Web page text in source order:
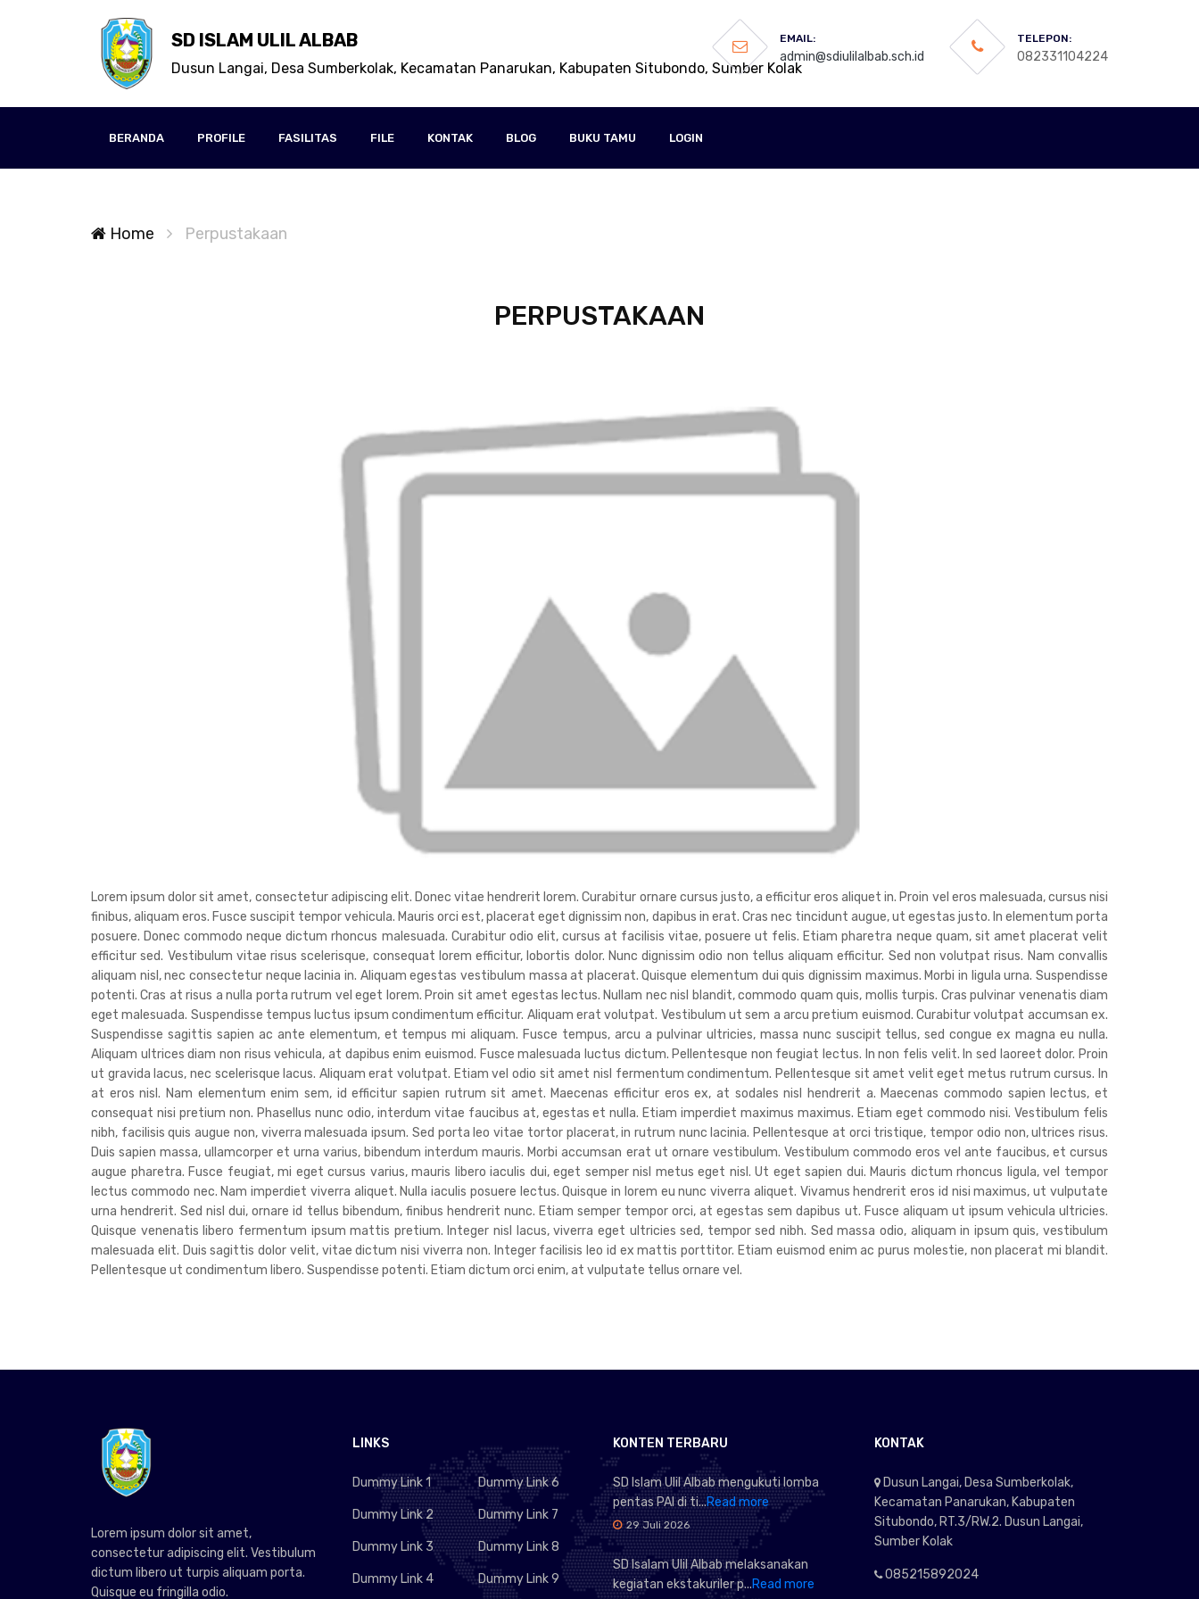
SD ISLAM ULIL ALBAB
Dusun Langai, Desa Sumberkolak, Kecamatan Panarukan, Kabupaten Situbondo, Sumber Kolak
EMAIL:
admin@sdiulilalbab.sch.id
TELEPON:
082331104224
BERANDA PROFILE FASILITAS FILE KONTAK BLOG BUKU TAMU LOGIN
Home Perpustakaan
PERPUSTAKAAN
Lorem ipsum dolor sit amet, consectetur adipiscing elit. Donec vitae hendrerit lorem. Curabitur ornare cursus justo, a efficitur eros aliquet in. Proin vel eros malesuada, cursus nisi
finibus, aliquam eros. Fusce suscipit tempor vehicula. Mauris orci est, placerat eget dignissim non, dapibus in erat. Cras nec tincidunt augue, ut egestas justo. In elementum porta
posuere. Donec commodo neque dictum rhoncus malesuada. Curabitur odio elit, cursus at facilisis vitae, posuere ut felis. Etiam pharetra neque quam, sit amet placerat velit
efficitur sed. Vestibulum vitae risus scelerisque, consequat lorem efficitur, lobortis dolor. Nunc dignissim odio non tellus aliquam efficitur. Sed non volutpat risus. Nam convallis
aliquam nisl, nec consectetur neque lacinia in. Aliquam egestas vestibulum massa at placerat. Quisque elementum dui quis dignissim maximus. Morbi in ligula urna. Suspendisse
potenti. Cras at risus a nulla porta rutrum vel eget lorem. Proin sit amet egestas lectus. Nullam nec nisl blandit, commodo quam quis, mollis turpis. Cras pulvinar venenatis diam
eget malesuada. Suspendisse tempus luctus ipsum condimentum efficitur. Aliquam erat volutpat. Vestibulum ut sem a arcu pretium euismod. Curabitur volutpat accumsan ex.
Suspendisse sagittis sapien ac ante elementum, et tempus mi aliquam. Fusce tempus, arcu a pulvinar ultricies, massa nunc suscipit tellus, sed congue ex magna eu nulla.
Aliquam ultrices diam non risus vehicula, at dapibus enim euismod. Fusce malesuada luctus dictum. Pellentesque non feugiat lectus. In non felis velit. In sed laoreet dolor. Proin
ut gravida lacus, nec scelerisque lacus. Aliquam erat volutpat. Etiam vel odio sit amet nisl fermentum condimentum. Pellentesque sit amet velit eget metus rutrum cursus. In
at eros nisl. Nam elementum enim sem, id efficitur sapien rutrum sit amet. Maecenas efficitur eros ex, at sodales nisl hendrerit a. Maecenas commodo sapien lectus, et
consequat nisi pretium non. Phasellus nunc odio, interdum vitae faucibus at, egestas et nulla. Etiam imperdiet maximus maximus. Etiam eget commodo nisi. Vestibulum felis
nibh, facilisis quis augue non, viverra malesuada ipsum. Sed porta leo vitae tortor placerat, in rutrum nunc lacinia. Pellentesque at orci tristique, tempor odio non, ultrices risus.
Duis sapien massa, ullamcorper et urna varius, bibendum interdum mauris. Morbi accumsan erat ut ornare vestibulum. Vestibulum commodo eros vel ante faucibus, et cursus
augue pharetra. Fusce feugiat, mi eget cursus varius, mauris libero iaculis dui, eget semper nisl metus eget nisl. Ut eget sapien dui. Mauris dictum rhoncus ligula, vel tempor
lectus commodo nec. Nam imperdiet viverra aliquet. Nulla iaculis posuere lectus. Quisque in lorem eu nunc viverra aliquet. Vivamus hendrerit eros id nisi maximus, ut vulputate
urna hendrerit. Sed nisl dui, ornare id tellus bibendum, finibus hendrerit nunc. Etiam semper tempor orci, at egestas sem dapibus ut. Fusce aliquam ut ipsum vehicula ultricies.
Quisque venenatis libero fermentum ipsum mattis pretium. Integer nisl lacus, viverra eget ultricies sed, tempor sed nibh. Sed massa odio, aliquam in ipsum quis, vestibulum
malesuada elit. Duis sagittis dolor velit, vitae dictum nisi viverra non. Integer facilisis leo id ex mattis porttitor. Etiam euismod enim ac purus molestie, non placerat mi blandit.
Pellentesque ut condimentum libero. Suspendisse potenti. Etiam dictum orci enim, at vulputate tellus ornare vel.
Lorem ipsum dolor sit amet,
consectetur adipiscing elit. Vestibulum
dictum libero ut turpis aliquam porta.
Quisque eu fringilla odio.
LINKS
Dummy Link 1
Dummy Link 2
Dummy Link 3
Dummy Link 4
Dummy Link 6
Dummy Link 7
Dummy Link 8
Dummy Link 9
KONTEN TERBARU
SD Islam Ulil Albab mengukuti lomba
pentas PAI di ti...Read more
29 Juli 2026
SD Isalam Ulil Albab melaksanakan
kegiatan ekstakuriler p...Read more
KONTAK
Dusun Langai, Desa Sumberkolak,
Kecamatan Panarukan, Kabupaten
Situbondo, RT.3/RW.2. Dusun Langai,
Sumber Kolak
085215892024